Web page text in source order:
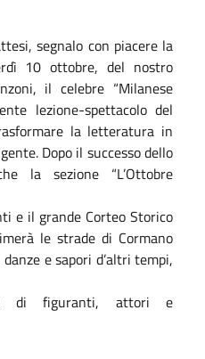
segnalo con piacere la
10 ottobre, del nostro
il celebre “Milanese
lezione-spettacolo del
la letteratura in
Dopo il successo dello
la sezione “L’Ottobre
e il grande Corteo Storico
le strade di Cormano
e sapori d’altri tempi,
di figuranti, attori e